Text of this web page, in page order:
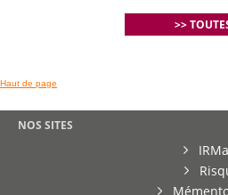
>>
Haut de page
NOS SITES